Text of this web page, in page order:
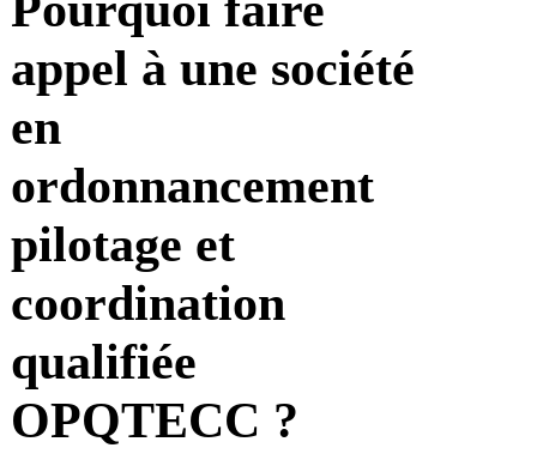
appel à une société
en
ordonnancement
pilotage et
coordination
qualifiée
OPQTECC ?